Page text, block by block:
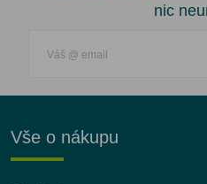
nic
Vše o nákupu